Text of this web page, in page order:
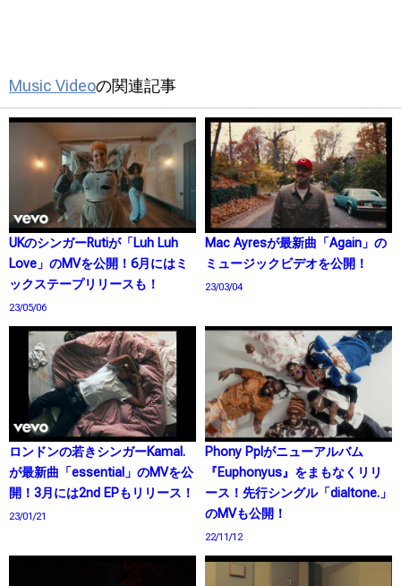
Music Videoの関連記事
UKのシンガーRutiが「Luh Luh
Love」のMVを公開！6月にはミ
ックステープリリースも！
23/05/06
Mac Ayresが最新曲「Again」の
ミュージックビデオを公開！
23/03/04
ロンドンの若きシンガーKamal.
が最新曲「essential」のMVを公
開！3月には2nd EPもリリース！
23/01/21
Phony Pplがニューアルバム
『Euphonyus』をまもなくリリ
ース！先行シングル「dialtone.」
のMVも公開！
22/11/12